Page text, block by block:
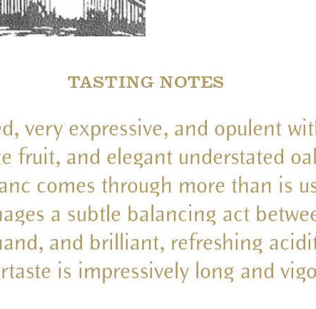
TASTING NOTES
very expressive, and opulent
fruit, and elegant understated
comes through more than is
a subtle balancing act
and brilliant, refreshing
is impressively long and